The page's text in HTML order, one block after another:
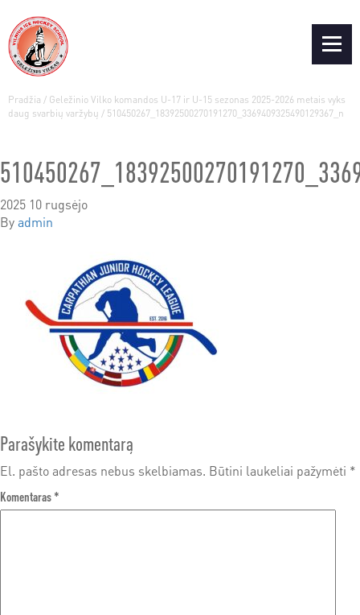
Pradžia / Geležinio Vilko komandos U-17 ir U-15 sezonas 2025-2026 metais vyks
daug svarbių varžybų / 510450267_18392500270191270_3369409325490129367_n
2025 10 rugsėjo
Byadmin
Parašykite komentarą
El. pašto adresas nebus skelbiamas. Būtini laukeliai pažymėti *
Komentaras*